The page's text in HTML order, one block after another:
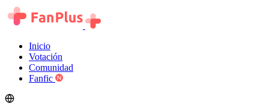
Inicio
Votación
Comunidad
Fanfic